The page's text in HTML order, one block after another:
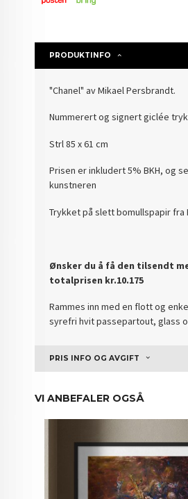
PRODUKTINFO
"Chanel" av Mikael Persbrandt.
Nummerert og signert giclée
Strl 85 x 61 cm
Prisen er inkludert 5% BKH, og
kunstneren
Trykket på slett bomullspapir fra
Ønsker du å få den tilsendt
totalprisen kr.10.175
Rammes inn med en flott og
syrefri hvit passepartout, glass
PRIS INFO OG AVGIFT
VI ANBEFALER OGSÅ